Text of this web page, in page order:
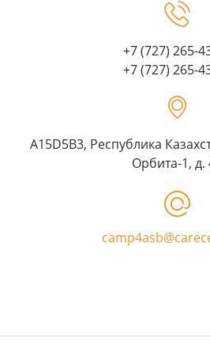
+7 (727) 265-
+7 (727) 265-
A15D5B3, Республика
Орбита-1, д.